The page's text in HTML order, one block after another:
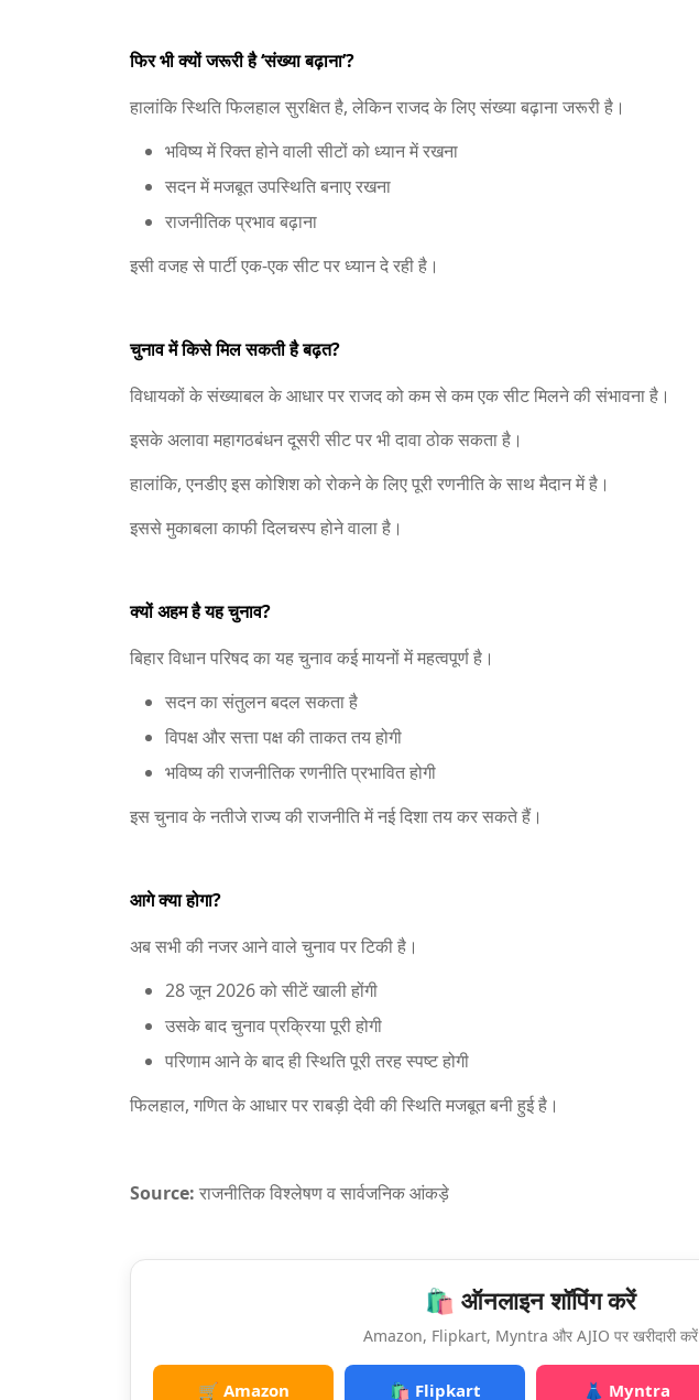
फिर भी क्यों जरूरी है ‘संख्या बढ़ाना’?
हालांकि स्थिति फिलहाल सुरक्षित है, लेकिन राजद के लिए संख्या बढ़ाना जरूरी है।
भविष्य में रिक्त होने वाली सीटों को ध्यान में रखना
सदन में मजबूत उपस्थिति बनाए रखना
राजनीतिक प्रभाव बढ़ाना
इसी वजह से पार्टी एक-एक सीट पर ध्यान दे रही है।
चुनाव में किसे मिल सकती है बढ़त?
विधायकों के संख्याबल के आधार पर राजद को कम से कम एक सीट मिलने की संभावना है।
इसके अलावा महागठबंधन दूसरी सीट पर भी दावा ठोक सकता है।
हालांकि, एनडीए इस कोशिश को रोकने के लिए पूरी रणनीति के साथ मैदान में है।
इससे मुकाबला काफी दिलचस्प होने वाला है।
क्यों अहम है यह चुनाव?
बिहार विधान परिषद का यह चुनाव कई मायनों में महत्वपूर्ण है।
सदन का संतुलन बदल सकता है
विपक्ष और सत्ता पक्ष की ताकत तय होगी
भविष्य की राजनीतिक रणनीति प्रभावित होगी
इस चुनाव के नतीजे राज्य की राजनीति में नई दिशा तय कर सकते हैं।
आगे क्या होगा?
अब सभी की नजर आने वाले चुनाव पर टिकी है।
28 जून 2026 को सीटें खाली होंगी
उसके बाद चुनाव प्रक्रिया पूरी होगी
परिणाम आने के बाद ही स्थिति पूरी तरह स्पष्ट होगी
फिलहाल, गणित के आधार पर राबड़ी देवी की स्थिति मजबूत बनी हुई है।
Source: राजनीतिक विश्लेषण व सार्वजनिक आंकड़े
🛍️ ऑनलाइन शॉपिंग करें
Amazon, Flipkart, Myntra और AJIO पर खरीदारी करें
🛒 Amazon 🛍️ Flipkart 👗 Myntra